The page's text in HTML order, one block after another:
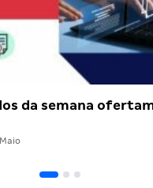
da semana